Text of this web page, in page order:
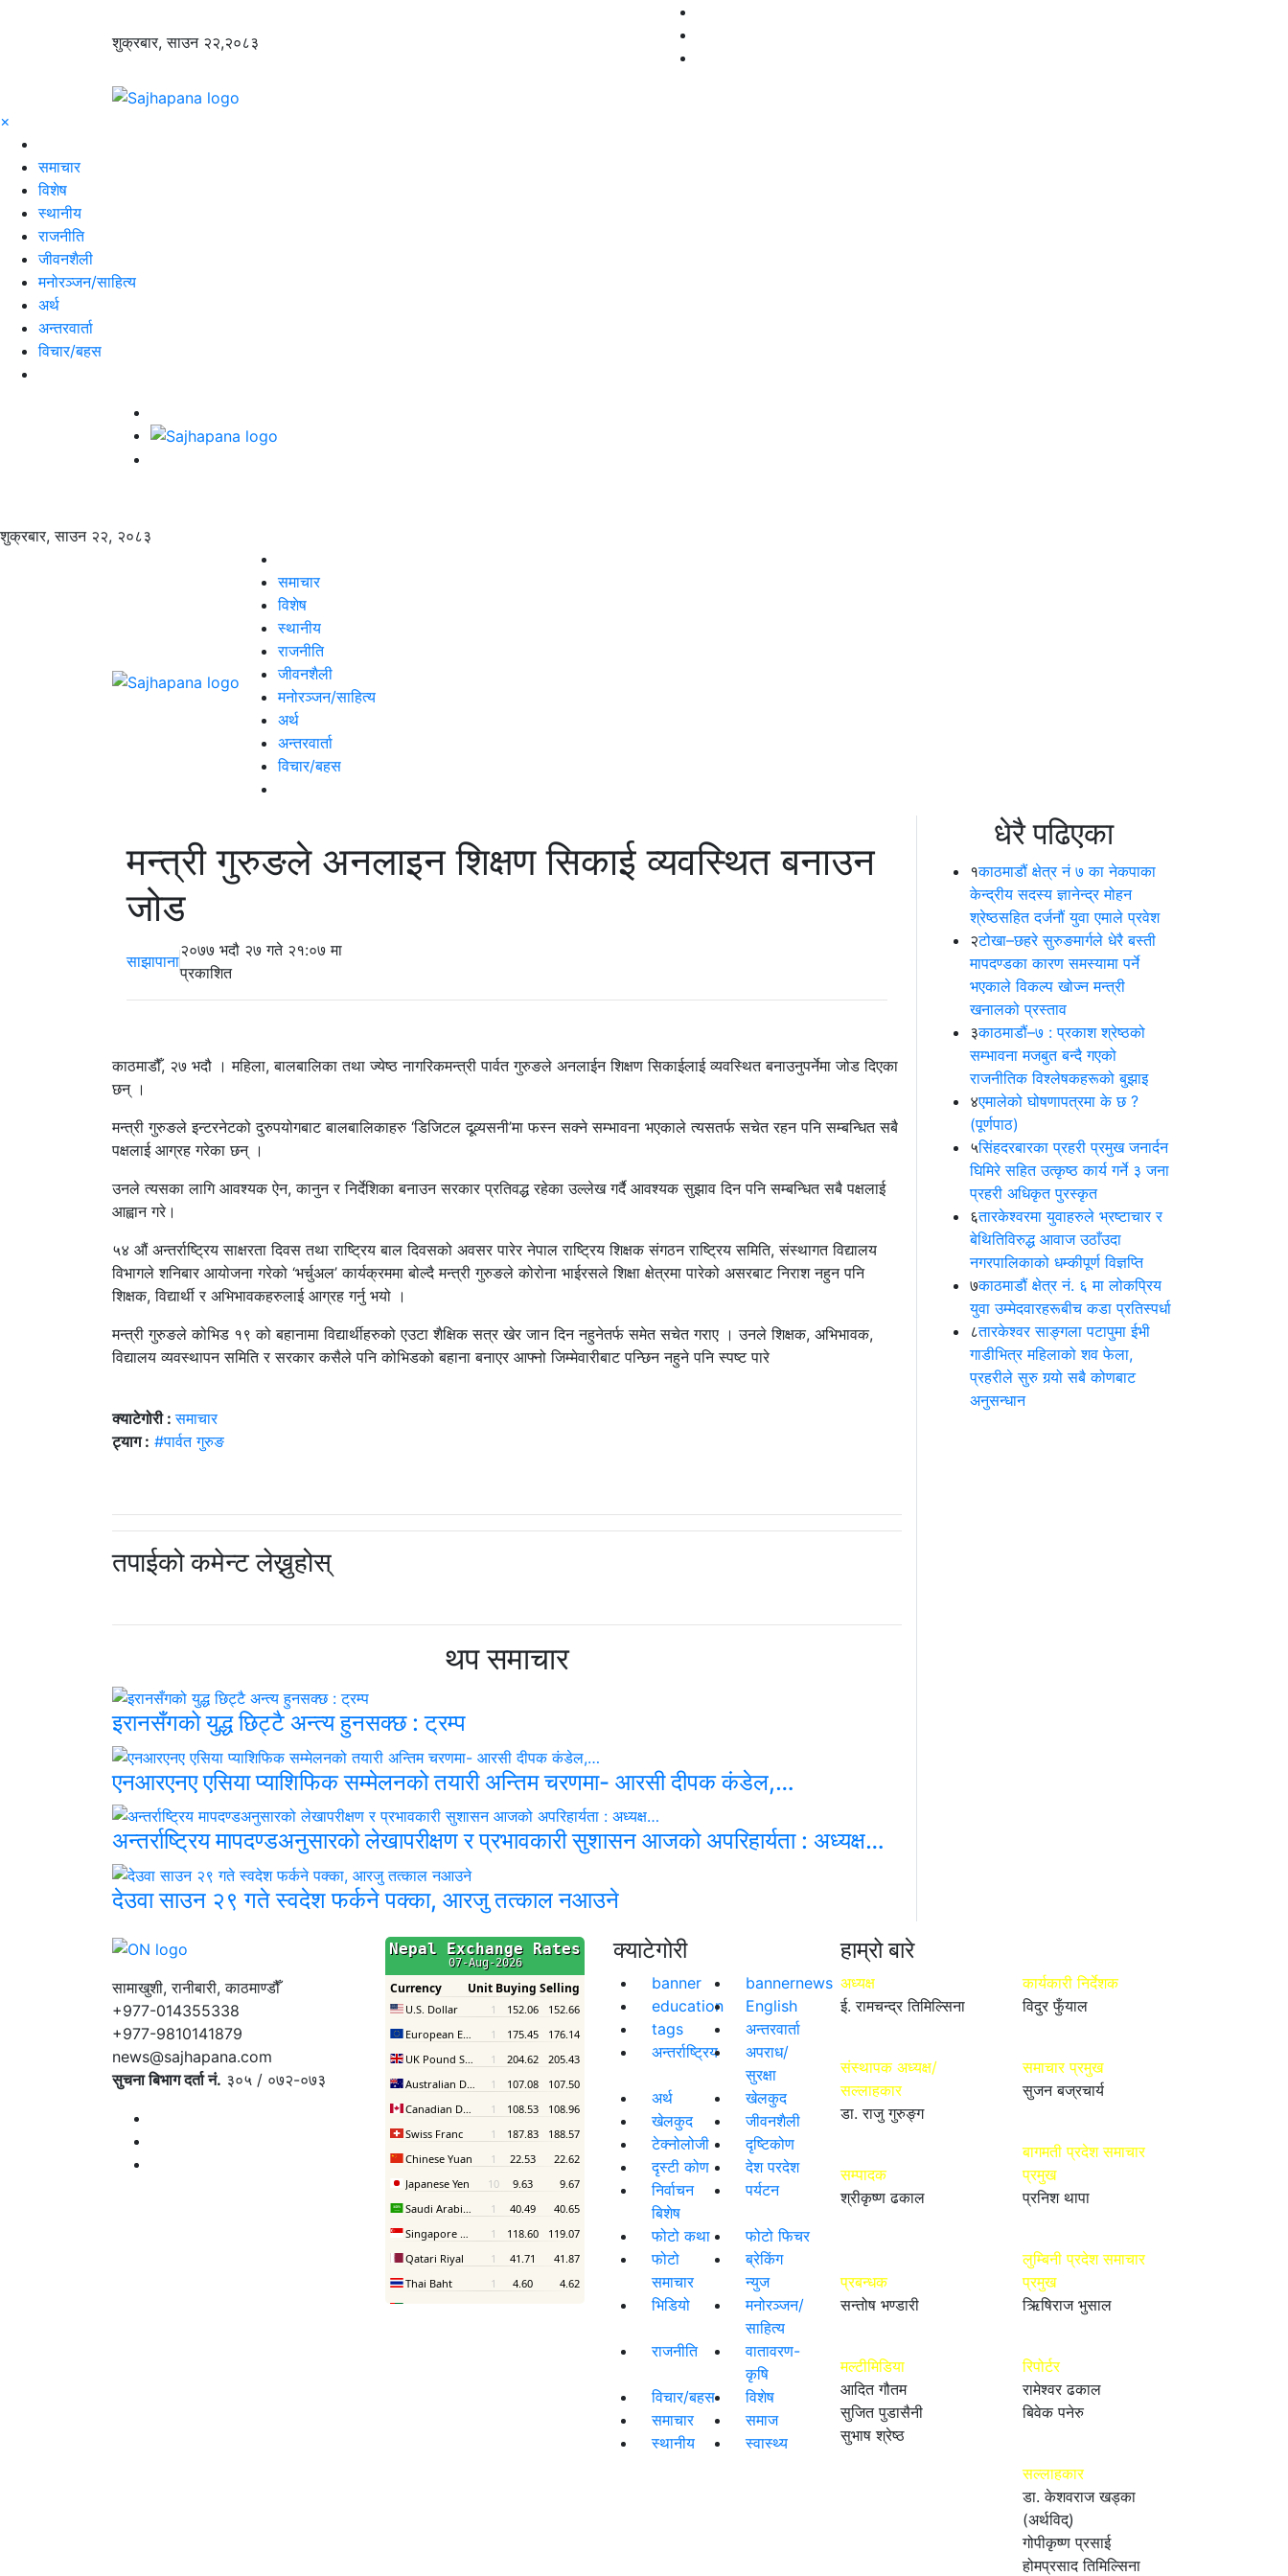
शुक्रबार, साउन २२,२०८३
×
समाचार
विशेष
स्थानीय
राजनीति
जीवनशैली
मनोरञ्जन/साहित्य
अर्थ
अन्तरवार्ता
विचार/बहस
शुक्रबार, साउन २२, २०८३
समाचार
विशेष
स्थानीय
राजनीति
जीवनशैली
मनोरञ्जन/साहित्य
अर्थ
अन्तरवार्ता
विचार/बहस
मन्त्री गुरुङले अनलाइन शिक्षण सिकाई व्यवस्थित बनाउन
जोड
साझापाना
२०७७ भदौ २७ गते २१:०७ मा
प्रकाशित
काठमाडौँ, २७ भदौ । महिला, बालबालिका तथा ज्येष्ठ नागरिकमन्त्री पार्वत गुरुङले अनलाईन शिक्षण सिकाईलाई व्यवस्थित बनाउनुपर्नेमा जोड दिएका
छन् ।
मन्त्री गुरुङले इन्टरनेटको दुरुपयोगबाट बालबालिकाहरु ‘डिजिटल दूव्र्यसनी’मा फस्न सक्ने सम्भावना भएकाले त्यसतर्फ सचेत रहन पनि सम्बन्धित सबै
पक्षलाई आग्रह गरेका छन् ।
उनले त्यसका लागि आवश्यक ऐन, कानुन र निर्देशिका बनाउन सरकार प्रतिवद्ध रहेका उल्लेख गर्दै आवश्यक सुझाव दिन पनि सम्बन्धित सबै पक्षलाई
आह्वान गरे।
५४ औं अन्तर्राष्ट्रिय साक्षरता दिवस तथा राष्ट्रिय बाल दिवसको अवसर पारेर नेपाल राष्ट्रिय शिक्षक संगठन राष्ट्रिय समिति, संस्थागत विद्यालय
विभागले शनिबार आयोजना गरेको ‘भर्चुअल’ कार्यक्रममा बोल्दै मन्त्री गुरुङले कोरोना भाईरसले शिक्षा क्षेत्रमा पारेको असरबाट निराश नहुन पनि
शिक्षक, विद्यार्थी र अभिभावकहरुलाई आग्रह गर्नु भयो ।
मन्त्री गुरुङले कोभिड १९ को बहानामा विद्यार्थीहरुको एउटा शैक्षिक सत्र खेर जान दिन नहुनेतर्फ समेत सचेत गराए । उनले शिक्षक, अभिभावक,
विद्यालय व्यवस्थापन समिति र सरकार कसैले पनि कोभिडको बहाना बनाएर आफ्नो जिम्मेवारीबाट पन्छिन नहुने पनि स्पष्ट पारे
क्याटेगोरी :समाचार
ट्याग : #पार्वत गुरुङ
तपाईको कमेन्ट लेख्नुहोस्
थप समाचार
इरानसँगको युद्ध छिट्टै अन्त्य हुनसक्छ : ट्रम्प
एनआरएनए एसिया प्याशिफिक सम्मेलनको तयारी अन्तिम चरणमा- आरसी दीपक कंडेल,…
अन्तर्राष्ट्रिय मापदण्डअनुसारको लेखापरीक्षण र प्रभावकारी सुशासन आजको अपरिहार्यता : अध्यक्ष…
देउवा साउन २९ गते स्वदेश फर्कने पक्का, आरजु तत्काल नआउने
धेरै पढिएका
१काठमाडौं क्षेत्र नं ७ का नेकपाका
केन्द्रीय सदस्य ज्ञानेन्द्र मोहन
श्रेष्ठसहित दर्जनौं युवा एमाले प्रवेश
२टोखा–छहरे सुरुङमार्गले धेरै बस्ती
मापदण्डका कारण समस्यामा पर्ने
भएकाले विकल्प खोज्न मन्त्री
खनालको प्रस्ताव
३काठमाडौं–७ : प्रकाश श्रेष्ठको
सम्भावना मजबुत बन्दै गएको
राजनीतिक विश्लेषकहरूको बुझाइ
४एमालेको घोषणापत्रमा के छ ?
(पूर्णपाठ)
५सिंहदरबारका प्रहरी प्रमुख जनार्दन
घिमिरे सहित उत्कृष्ठ कार्य गर्ने ३ जना
प्रहरी अधिकृत पुरस्कृत
६तारकेश्वरमा युवाहरुले भ्रष्टाचार र
बेथितिविरुद्ध आवाज उठाँउदा
नगरपालिकाको धम्कीपूर्ण विज्ञप्ति
७काठमाडौं क्षेत्र नं. ६ मा लोकप्रिय
युवा उम्मेदवारहरूबीच कडा प्रतिस्पर्धा
८तारकेश्वर साङ्गला पटापुमा ईभी
गाडीभित्र महिलाको शव फेला,
प्रहरीले सुरु गर्‍यो सबै कोणबाट
अनुसन्धान
सामाखुशी, रानीबारी, काठमाण्डौँ
+977-014355338
+977-9810141879
news@sajhapana.com
सुचना बिभाग दर्ता नं. ३०५ / ०७२-०७३
क्याटेगोरी
banner
bannernews
education
English
tags
अन्तरवार्ता
अन्तर्राष्ट्रिय
अपराध/
सुरक्षा
अर्थ
खेलकुद
खेलकुद
जीवनशैली
टेक्नोलोजी
दृष्टिकोण
दृस्टी कोण
देश परदेश
निर्वाचन
बिशेष
पर्यटन
फोटो कथा
फोटो फिचर
फोटो
समाचार
ब्रेकिंग
न्युज
भिडियो
मनोरञ्जन/
साहित्य
राजनीति
वातावरण-
कृषि
विचार/बहस
विशेष
समाचार
समाज
स्थानीय
स्वास्थ्य
हाम्रो बारे
अध्यक्ष
ई. रामचन्द्र तिमिल्सिना
संस्थापक अध्यक्ष/
सल्लाहकार
डा. राजु गुरुङ्ग
सम्पादक
श्रीकृष्ण ढकाल
प्रबन्धक
सन्तोष भण्डारी
मल्टीमिडिया
आदित गौतम
सुजित पुडासैनी
सुभाष श्रेष्ठ
कार्यकारी निर्देशक
विदुर फुँयाल
समाचार प्रमुख
सुजन बज्रचार्य
बागमती प्रदेश समाचार
प्रमुख
प्रनिश थापा
लुम्बिनी प्रदेश समाचार
प्रमुख
ऋिषिराज भुसाल
रिपोर्टर
रामेश्वर ढकाल
बिवेक पनेरु
सल्लाहकार
डा. केशवराज खड्का
(अर्थविद्)
गोपीकृष्ण प्रसाई
होमप्रसाद तिमिल्सिना